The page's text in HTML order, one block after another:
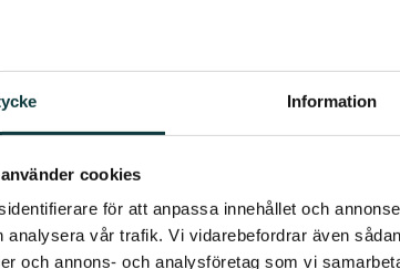
Information
cookies
för att anpassa innehållet och
analysera vår trafik. Vi vidarebefordrar även
och annons- och analysföretag som vi
Prenumerera på
Det allra senaste direkt i din inkorg